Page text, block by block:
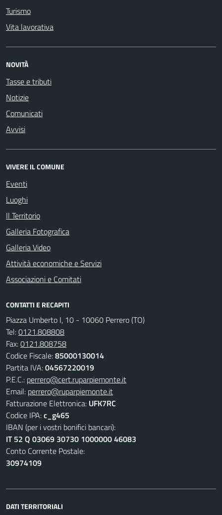
Turismo
Vita lavorativa
NOVITÀ
Tasse e tributi
Notizie
Comunicati
Avvisi
VIVERE IL COMUNE
Eventi
Luoghi
Il Territorio
Galleria Fotografica
Galleria Video
Attività economiche e Servizi
Associazioni e Comitati
CONTATTI E RECAPITI
Piazza Umberto I, 10 - 10060 Perrero (TO)
Tel:0121.808808
Fax:0121.808758
Codice Fiscale:85000130014
Partita IVA:04567220019
P.E.C.: perrero@cert.ruparpiemonte.it
Email: perrero@ruparpiemonte.it
Fatturazione Elettronica: UFK7RC
Codice IPA:c_g465
IBAN (per i vostri bonifici bancari):
IT 52 Q 03069 30730 1000000 46083
Conto Corrente Postale:
30974109
DATI TERRITORIALI